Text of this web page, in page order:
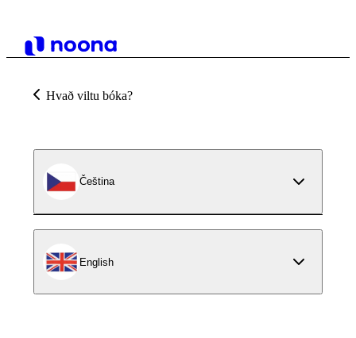
Hvað viltu bóka?
Čeština
English